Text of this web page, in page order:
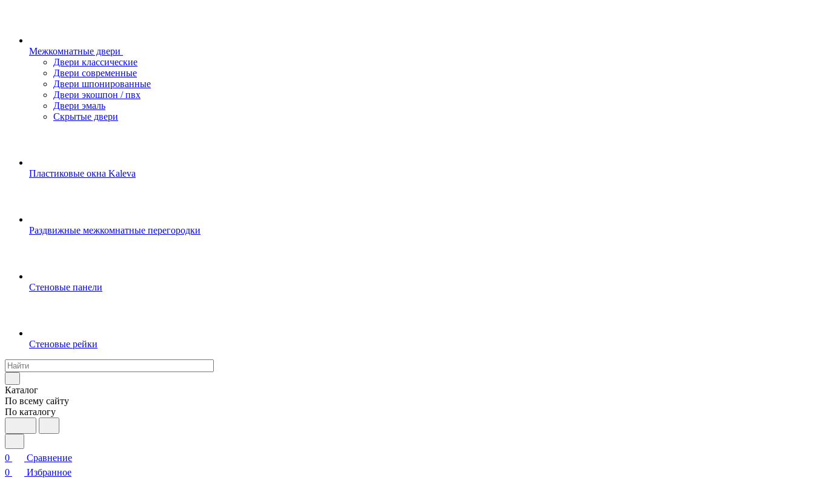
Межкомнатные двери
Двери классические
Двери современные
Двери шпонированные
Двери экошпон / пвх
Двери эмаль
Скрытые двери
Пластиковые окна Kaleva
Раздвижные межкомнатные перегородки
Стеновые панели
Стеновые рейки
Каталог
По всему сайту
По каталогу
0
Сравнение
0
Избранное